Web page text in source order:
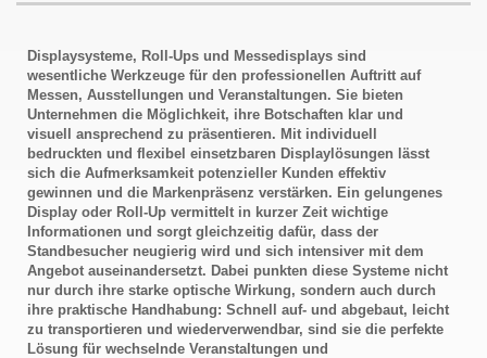
Displaysysteme, Roll-Ups und Messedisplays sind
wesentliche Werkzeuge für den professionellen Auftritt auf
Messen, Ausstellungen und Veranstaltungen. Sie bieten
Unternehmen die Möglichkeit, ihre Botschaften klar und
visuell ansprechend zu präsentieren. Mit individuell
bedruckten und flexibel einsetzbaren Displaylösungen lässt
sich die Aufmerksamkeit potenzieller Kunden effektiv
gewinnen und die Markenpräsenz verstärken. Ein gelungenes
Display oder Roll-Up vermittelt in kurzer Zeit wichtige
Informationen und sorgt gleichzeitig dafür, dass der
Standbesucher neugierig wird und sich intensiver mit dem
Angebot auseinandersetzt. Dabei punkten diese Systeme nicht
nur durch ihre starke optische Wirkung, sondern auch durch
ihre praktische Handhabung: Schnell auf- und abgebaut, leicht
zu transportieren und wiederverwendbar, sind sie die perfekte
Lösung für wechselnde Veranstaltungen und